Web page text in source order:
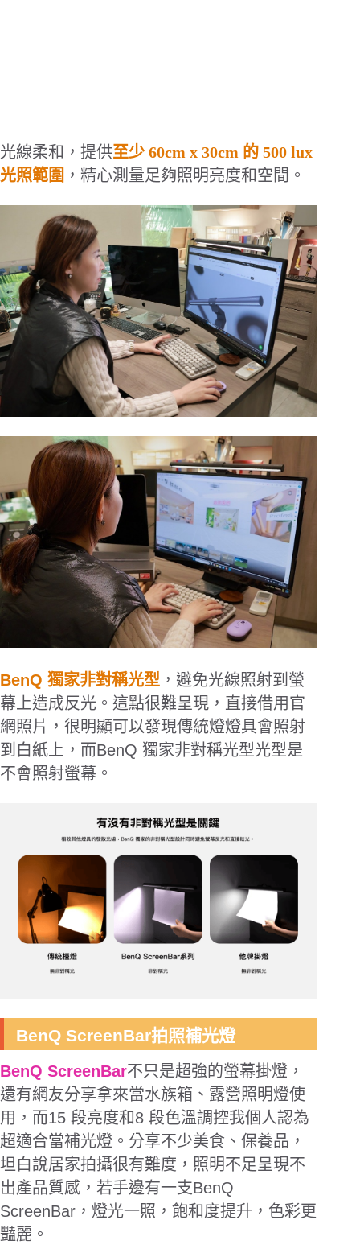
光線柔和，提供至少 60cm x 30cm 的 500 lux
光照範圍 ，精心測量足夠照明亮度和空間。
BenQ 獨家非對稱光型 ，避免光線照射到螢
幕上造成反光。 這點很難呈現，直接借用官
網照片，很明顯可以發現傳統燈燈具會照射
到白紙上，而BenQ 獨家非對稱光型光型是
不會照射螢幕。
BenQ ScreenBar拍照補光燈
BenQ ScreenBar不只是超強的螢幕掛燈，
還有網友分享拿來當水族箱、露營照明燈使
用，而15 段亮度和8 段色溫調控我個人認為
超適合當補光燈。分享不少美食、保養品，
坦白說居家拍攝很有難度，照明不足呈現不
出產品質感，若手邊有一支BenQ
ScreenBar ，燈光一照，飽和度提升，色彩更
豔麗。